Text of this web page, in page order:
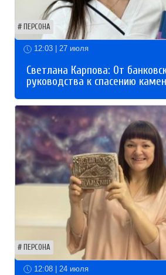
ПЕРСОНА
12:03 | 27 июля
Светлана Карпова: От
руководства к спасению
ПЕРСОНА
12:08 | 24 июля